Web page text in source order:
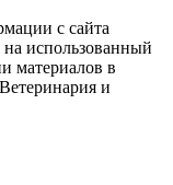
с сайта
использованный
материалов в
и